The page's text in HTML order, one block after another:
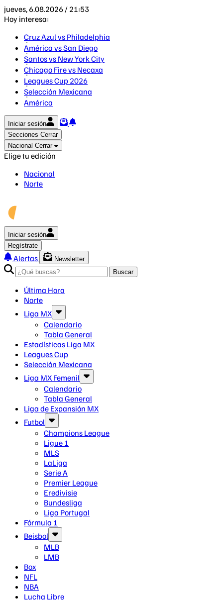
jueves, 6.08.2026 / 21:53
Hoy interesa:
Cruz Azul vs Philadelphia
América vs San Diego
Santos vs New York City
Chicago Fire vs Necaxa
Leagues Cup 2026
Selección Mexicana
América
Iniciar sesión
Secciones Cerrar
Nacional Cerrar
Elige tu edición
Nacional
Norte
Iniciar sesión
Regístrate
Alertas
Newsletter
Buscar
Última Hora
Norte
Liga MX
Calendario
Tabla General
Estadísticas Liga MX
Leagues Cup
Selección Mexicana
Liga MX Femenil
Calendario
Tabla General
Liga de Expansión MX
Futbol
Champions League
Ligue 1
MLS
LaLiga
Serie A
Premier League
Eredivisie
Bundesliga
Liga Portugal
Fórmula 1
Beisbol
MLB
LMB
Box
NFL
NBA
Lucha Libre